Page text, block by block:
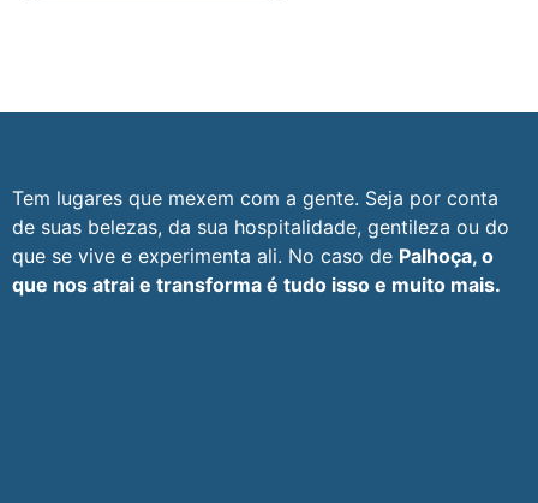
Tem lugares que mexem com a gente. Seja por conta
de suas belezas, da sua hospitalidade, gentileza ou do
que se vive e experimenta ali. No caso de Palhoça, o
que nos atrai e transforma é tudo isso e muito mais.